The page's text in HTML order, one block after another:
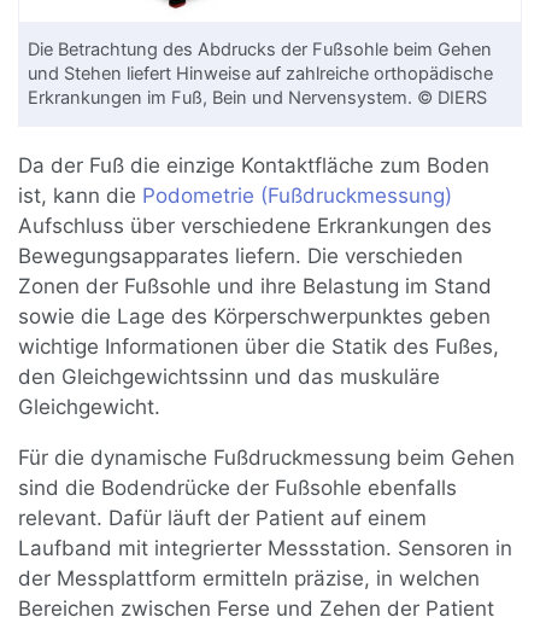
Die Betrachtung des Abdrucks der Fußsohle beim Gehen
und Stehen liefert Hinweise auf zahlreiche orthopädische
Erkrankungen im Fuß, Bein und Nervensystem. © DIERS
Da der Fuß die einzige Kontaktfläche zum Boden
ist, kann die Podometrie (Fußdruckmessung)
Aufschluss über verschiedene Erkrankungen des
Bewegungsapparates liefern. Die verschieden
Zonen der Fußsohle und ihre Belastung im Stand
sowie die Lage des Körperschwerpunktes geben
wichtige Informationen über die Statik des Fußes,
den Gleichgewichtssinn und das muskuläre
Gleichgewicht.
Für die dynamische Fußdruckmessung beim Gehen
sind die Bodendrücke der Fußsohle ebenfalls
relevant. Dafür läuft der Patient auf einem
Laufband mit integrierter Messstation. Sensoren in
der Messplattform ermitteln präzise, in welchen
Bereichen zwischen Ferse und Zehen der Patient